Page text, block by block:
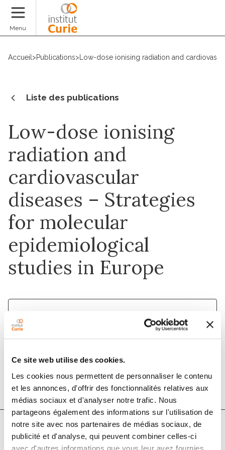
Ce site web utilise des cookies.
Les cookies nous permettent de personnaliser le contenu
et les annonces, d'offrir des fonctionnalités relatives aux
médias sociaux et d'analyser notre trafic. Nous
partageons également des informations sur l'utilisation de
notre site avec nos partenaires de médias sociaux, de
publicité et d'analyse, qui peuvent combiner celles-ci
avec d'autres informations que vous leur avez fournies
Menu
Accueil >Publications> Low-dose ionising radiation and
Liste des publications
Low-dose ionising
radiation and
cardiovascular
diseases – Strategies
for molecular
epidemiological
studies in Europe
Mutation Research/Reviews in Mutation
Auteurs